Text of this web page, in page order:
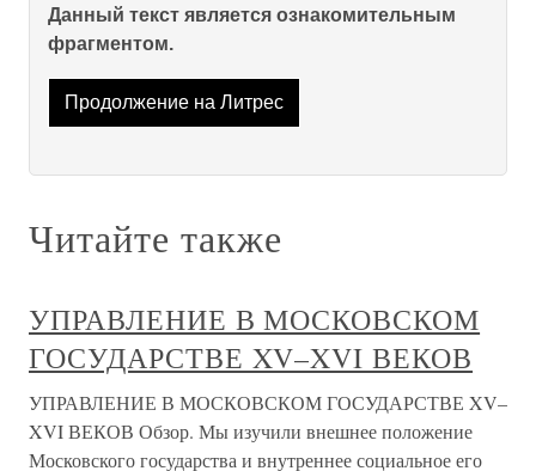
Данный текст является ознакомительным
фрагментом.
Продолжение на Литрес
Читайте также
УПРАВЛЕНИЕ В МОСКОВСКОМ
ГОСУДАРСТВЕ XV–XVI ВЕКОВ
УПРАВЛЕНИЕ В МОСКОВСКОМ ГОСУДАРСТВЕ XV–
XVI ВЕКОВ Обзор. Мы изучили внешнее положение
Московского государства и внутреннее социальное его